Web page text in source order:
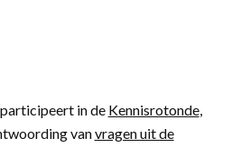
in de Kennisrotonde,
vanvragen uit de